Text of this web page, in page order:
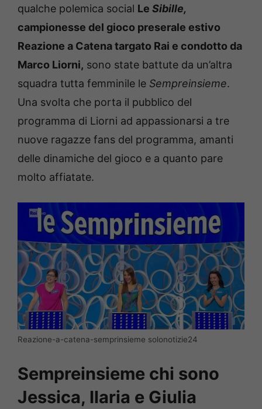
qualche polemica social Le Sibille,
campionesse del gioco preserale estivo
Reazione a Catena targato Rai e condotto da
Marco Liorni, sono state battute da un’altra
squadra tutta femminile le Sempreinsieme.
Una svolta che porta il pubblico del
programma di Liorni ad appassionarsi a tre
nuove ragazze fans del programma, amanti
delle dinamiche del gioco e a quanto pare
molto affiatate.
Reazione-a-catena-semprinsieme solonotizie24
Sempreinsieme chi sono
Jessica, Ilaria e Giulia